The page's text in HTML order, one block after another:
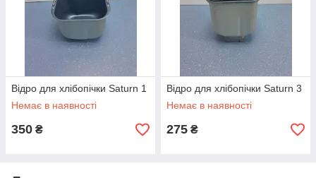
Відро для хлібопічки Saturn 1
Немає в наявності
350 ₴
Відро для хлібопічки Saturn 3
Немає в наявності
275 ₴